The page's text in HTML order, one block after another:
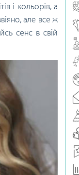
і кольорів, а
але все ж
сенс в свій